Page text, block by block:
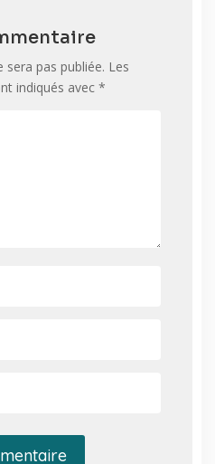
sera pas publiée. Les
indiqués avec *